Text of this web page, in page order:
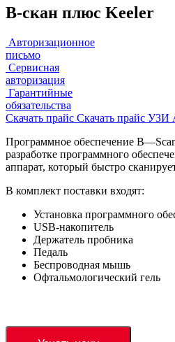
В-скан плюс Keeler
Авторизационное
письмо
Сервисная
авторизация
Гарантийные
обязательства
Скачать прайс Скачать прайс
Программное обеспечение B—
разработке программного
аппарат, который быстро
В комплект поставки входят:
Установка программного
USB-накопитель
Держатель пробника
Педаль
Беспроводная мышь
Офтальмологический гель